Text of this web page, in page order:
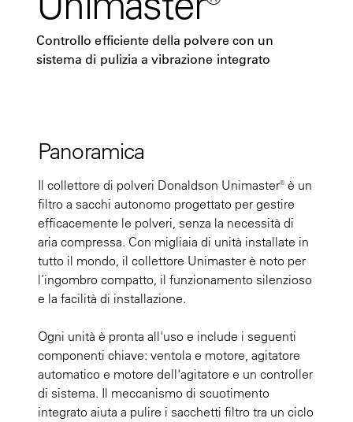
Controllo efficiente della polvere con un
sistema di pulizia a vibrazione integrato
Panoramica
Il collettore di polveri Donaldson Unimaster® è un
filtro a sacchi autonomo progettato per gestire
efficacemente le polveri, senza la necessità di
aria compressa. Con migliaia di unità installate in
tutto il mondo, il collettore Unimaster è noto per
l’ingombro compatto, il funzionamento silenzioso
e la facilità di installazione.
Ogni unità è pronta all'uso e include i seguenti
componenti chiave: ventola e motore, agitatore
automatico e motore dell'agitatore e un controller
di sistema. Il meccanismo di scuotimento
integrato aiuta a pulire i sacchetti filtro tra un ciclo